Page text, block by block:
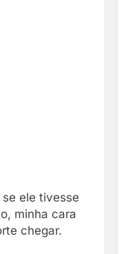
ele tivesse
minha cara
chegar.